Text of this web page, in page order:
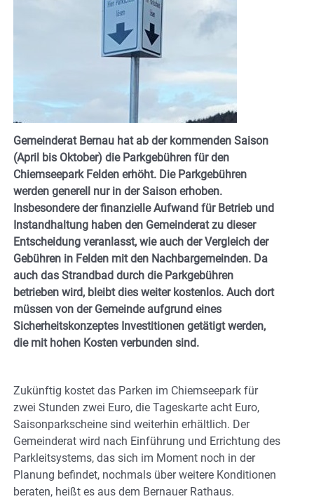
Gemeinderat Bernau hat ab der kommenden Saison
(April bis Oktober) die Parkgebühren für den
Chiemseepark Felden erhöht. Die Parkgebühren
werden generell nur in der Saison erhoben.
Insbesondere der finanzielle Aufwand für Betrieb und
Instandhaltung haben den Gemeinderat zu dieser
Entscheidung veranlasst, wie auch der Vergleich der
Gebühren in Felden mit den Nachbargemeinden. Da
auch das Strandbad durch die Parkgebühren
betrieben wird, bleibt dies weiter kostenlos. Auch dort
müssen von der Gemeinde aufgrund eines
Sicherheitskonzeptes Investitionen getätigt werden,
die mit hohen Kosten verbunden sind.
Zukünftig kostet das Parken im Chiemseepark für
zwei Stunden zwei Euro, die Tageskarte acht Euro,
Saisonparkscheine sind weiterhin erhältlich. Der
Gemeinderat wird nach Einführung und Errichtung des
Parkleitsystems, das sich im Moment noch in der
Planung befindet, nochmals über weitere Konditionen
beraten, heißt es aus dem Bernauer Rathaus.